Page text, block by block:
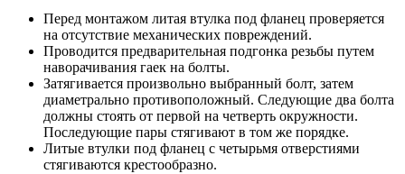
Перед монтажом литая втулка под фланец проверяется
на отсутствие механических повреждений.
Проводится предварительная подгонка резьбы путем
наворачивания гаек на болты.
Затягивается произвольно выбранный болт, затем
диаметрально противоположный. Следующие два болта
должны стоять от первой на четверть окружности.
Последующие пары стягивают в том же порядке.
Литые втулки под фланец с четырьмя отверстиями
стягиваются крестообразно.